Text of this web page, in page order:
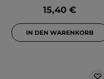
15,40 €
IN DEN WARENKORB